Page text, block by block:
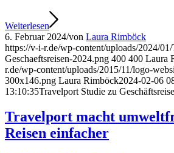
Weiterlesen
6. Februar 2024/von Laura Rimböck
https://v-i-r.de/wp-content/uploads/2024/
Geschaeftsreisen-2024.png 400 400 Laura
r.de/wp-content/uploads/2015/11/logo-
300x146.png Laura Rimböck2024-02-06
13:10:35Travelport Studie zu
Travelport macht
Reisen einfacher